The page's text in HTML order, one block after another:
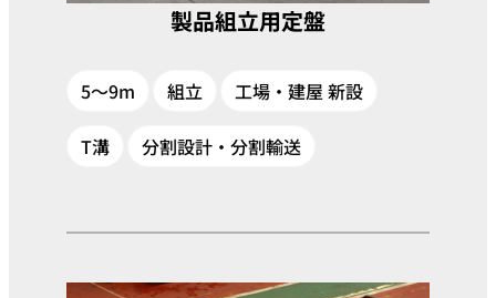
製品組立用定盤
5～9m 組立 工場・建屋 新設
T溝 分割設計・分割輸送